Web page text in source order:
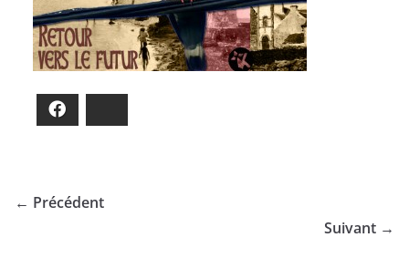
← Précédent
Suivant →